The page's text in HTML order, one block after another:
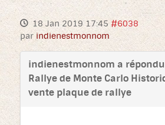
18 Jan 2019 17:45 #6038
par indienestmonnom
indienestmonnom a
Rallye de Monte Carlo
vente plaque de rallye